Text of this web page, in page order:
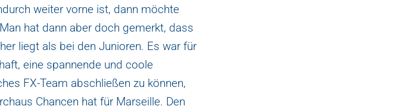
weiter vorne ist, dann möchte
hat dann aber doch gemerkt, dass
liegt als bei den Junioren. Es war für
eine spannende und coole
FX-Team abschließen zu können,
Chancen hat für Marseille. Den